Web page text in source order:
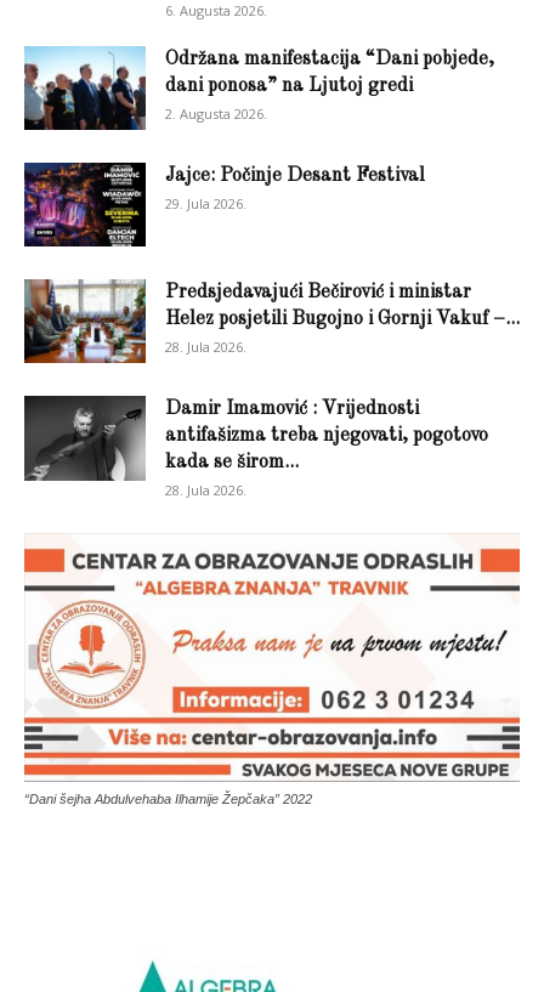
6. Augusta 2026.
Održana manifestacija “Dani pobjede,
dani ponosa” na Ljutoj gredi
2. Augusta 2026.
Jajce: Počinje Desant Festival
29. Jula 2026.
Predsjedavajući Bečirović i ministar
Helez posjetili Bugojno i Gornji Vakuf –...
28. Jula 2026.
Damir Imamović : Vrijednosti
antifašizma treba njegovati, pogotovo
kada se širom...
28. Jula 2026.
“Dani šejha Abdulvehaba Ilhamije Žepčaka” 2022